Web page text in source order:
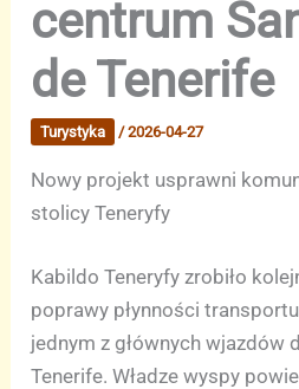
centrum
de Tenerife
Turystyka /2026-04-27
Nowy projekt usprawni
stolicy Teneryfy
Kabildo Teneryfy zrobiło
poprawy płynności
jednym z głównych wjazdów
Tenerife. Władze wyspy